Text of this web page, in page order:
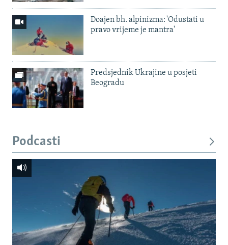
Doajen bh. alpinizma: 'Odustati u
pravo vrijeme je mantra'
Predsjednik Ukrajine u posjeti
Beogradu
Podcasti